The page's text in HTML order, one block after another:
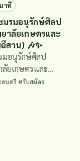
าที
มรมอนุรักษ์ศิลป
าลัยเกษตรและ
สาน) 🎶✨
มอนุรักษ์ศิลป
ยเกษตรและ
น) 🎶✨
นตรี #รับสมัคร